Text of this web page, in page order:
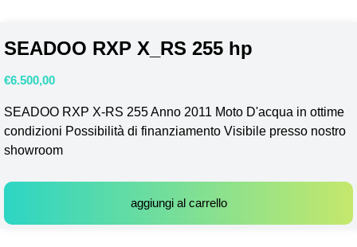
SEADOO RXP X_RS 255 hp
€6.500,00
SEADOO RXP X-RS 255 Anno 2011 Moto D'acqua in ottime
condizioni Possibilità di finanziamento Visibile presso nostro
showroom
aggiungi al carrello